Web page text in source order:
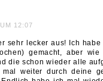
12:07
sehr lecker aus! Ich habe
gemacht, aber
die schon wieder alle
mal weiter durch deine